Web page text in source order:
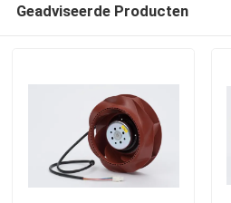
Geadviseerde Producten